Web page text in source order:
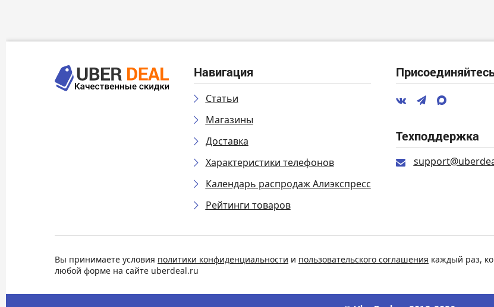
Навигация
Статьи
Магазины
Доставка
Характеристики телефонов
Календарь распродаж Алиэкспресс
Рейтинги товаров
Техподдержка
Вы принимаете условия политики конфиденциальности и пользовательского соглашения каждый раз,
любой форме на сайте uberdeal.ru